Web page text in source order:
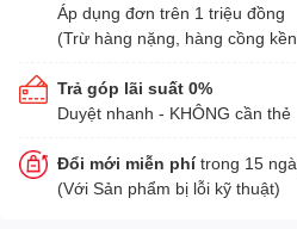
Áp dụng đơn trên 1 triệu đồng
(Trừ hàng nặng, hàng cồng
Trả góp lãi suất 0%
Duyệt nhanh - KHÔNG cần thẻ
Đổi mới miễn phítrong 15
(Với Sản phẩm bị lỗi kỹ thuật)